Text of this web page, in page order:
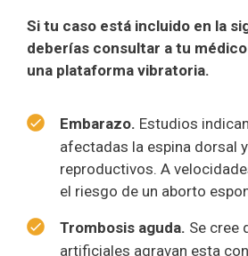
Si tu caso está incluido en la
deberías consultar a tu
una plataforma vibratoria.
Embarazo. Estudios
afectadas la espina dorsal
reproductivos. A
el riesgo de un aborto
Trombosis aguda. Se cree
artificiales agravan esta